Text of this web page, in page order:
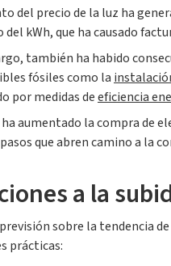
del precio de la luz ha
del kWh, que ha causado
también ha habido
fósiles como la
por medidas deeficiencia
aumentado la compra de
que abren camino a la
a la
sobre la tendencia
prácticas: